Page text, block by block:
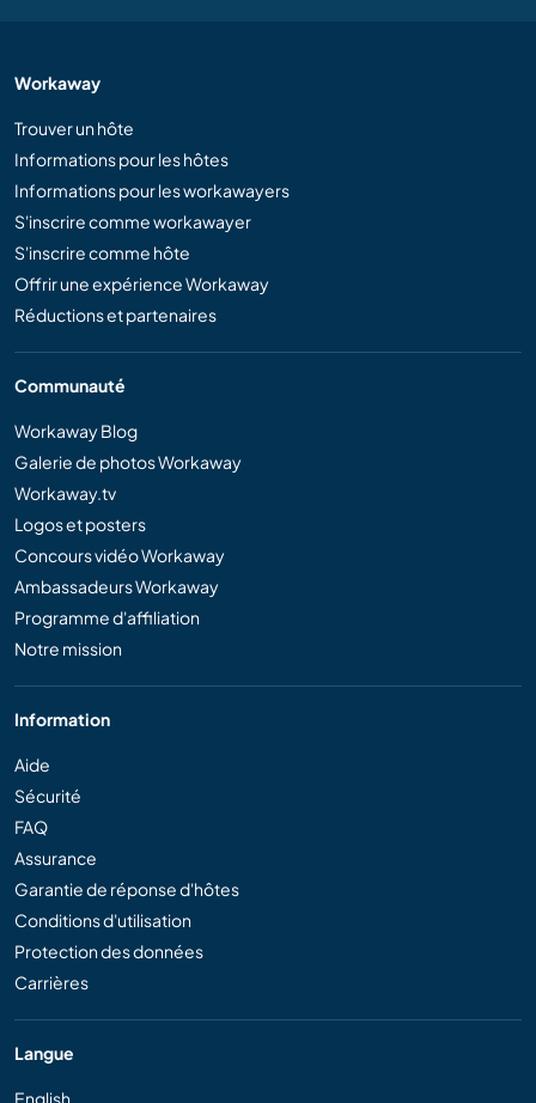
Workaway
Trouver un hôte
Informations pour les hôtes
Informations pour les workawayers
S'inscrire comme workawayer
S'inscrire comme hôte
Offrir une expérience Workaway
Réductions et partenaires
Communauté
Workaway Blog
Galerie de photos Workaway
Workaway.tv
Logos et posters
Concours vidéo Workaway
Ambassadeurs Workaway
Programme d'affiliation
Notre mission
Information
Aide
Sécurité
FAQ
Assurance
Garantie de réponse d'hôtes
Conditions d'utilisation
Protection des données
Carrières
Langue
English